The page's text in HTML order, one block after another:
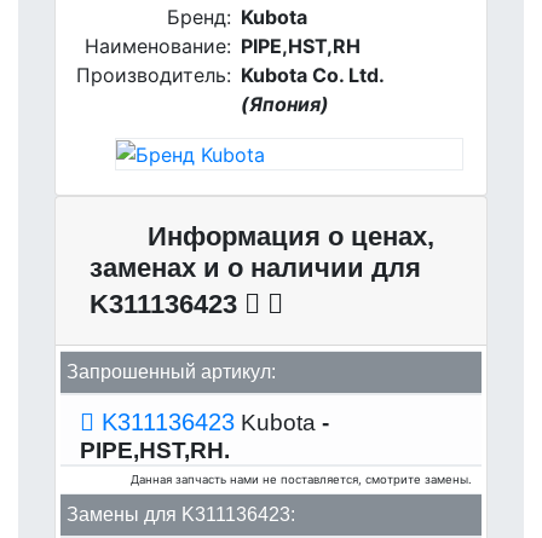
Бренд: Kubota
Наименование: PIPE,HST,RH
Производитель: Kubota Co. Ltd.
(Япония)
Информация о ценах,
заменах и о наличии для
K311136423
Запрошенный артикул:
K311136423 Kubota -
PIPE,HST,RH.
Данная запчасть нами не поставляется, смотрите замены.
Замены для K311136423: